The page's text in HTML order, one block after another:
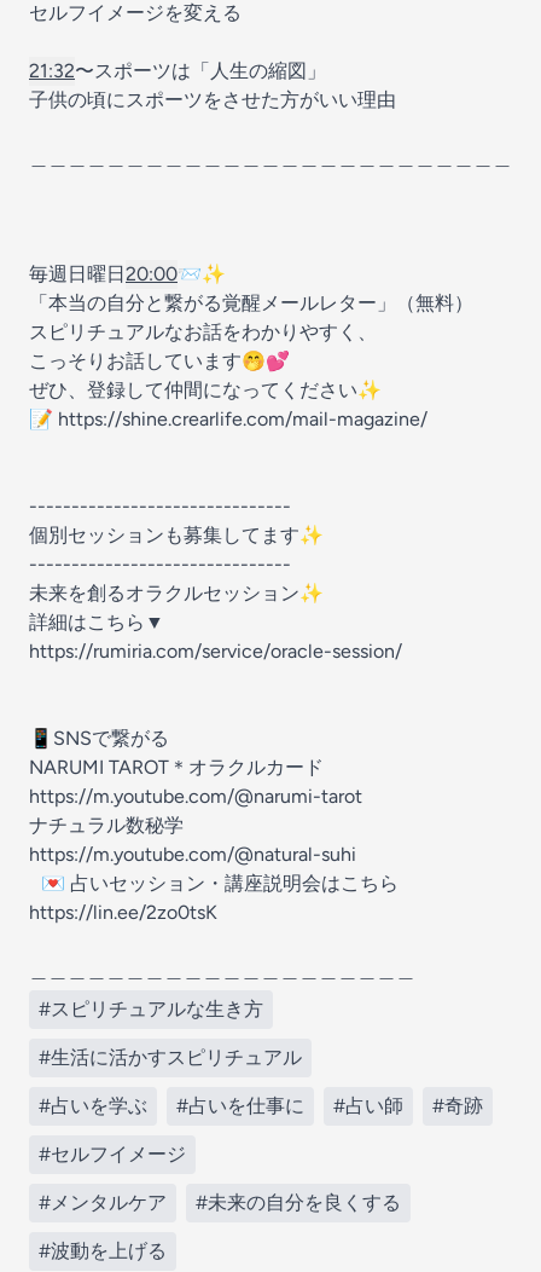
セルフイメージを変える
21:32〜スポーツは「人生の縮図」
子供の頃にスポーツをさせた方がいい理由
毎週日曜日20:00📨✨
「本当の自分と繋がる覚醒メールレター」（無料）
スピリチュアルなお話をわかりやすく、
こっそりお話しています🤭💕
ぜひ、登録して仲間になってください✨
📝 https://shine.crearlife.com/mail-magazine/
-------------------------------
個別セッションも募集してます✨
-------------------------------
未来を創るオラクルセッション✨
詳細はこちら▼
https://rumiria.com/service/oracle-session/
📱SNSで繋がる
NARUMI TAROT＊オラクルカード
https://m.youtube.com/@narumi-tarot
ナチュラル数秘学
https://m.youtube.com/@natural-suhi
💌 占いセッション・講座説明会はこちら
https://lin.ee/2zo0tsK
#スピリチュアルな生き方
#生活に活かすスピリチュアル
#占いを学ぶ #占いを仕事に #占い師 #奇跡
#セルフイメージ
#メンタルケア #未来の自分を良くする
#波動を上げる